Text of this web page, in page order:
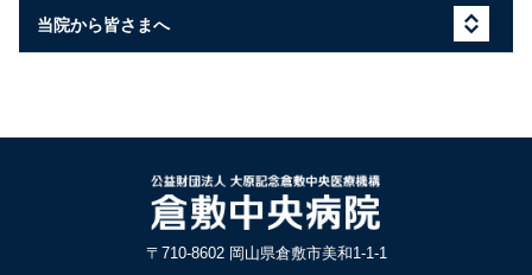
当院から皆さまへ
〒710-8602 岡山県倉敷市美和1-1-1